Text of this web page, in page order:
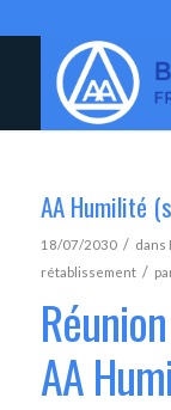
AA Humilité
18/07/2030 / dans
rétablissement /
AA